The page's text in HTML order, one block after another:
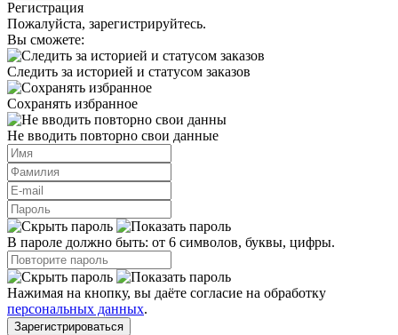
Регистрация
Пожалуйста, зарегистрируйтесь.
Вы сможете:
Следить за историей и статусом заказов
Сохранять избранное
Не вводить повторно свои данные
В пароле должно быть: от 6 символов, буквы, цифры.
Нажимая на кнопку, вы даёте согласие на обработку
персональных данных.
Зарегистрироваться